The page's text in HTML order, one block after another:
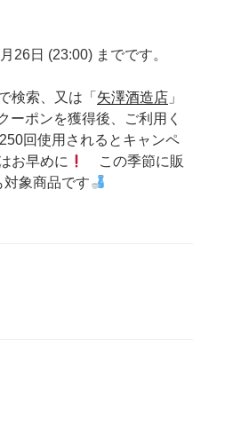
26日 (23:00) までです。
検索、又は「 矢澤酒造店 」
ポンを獲得後、ご利用く
回使用されるとキャンペ
お早めに
この季節に販
象商品です